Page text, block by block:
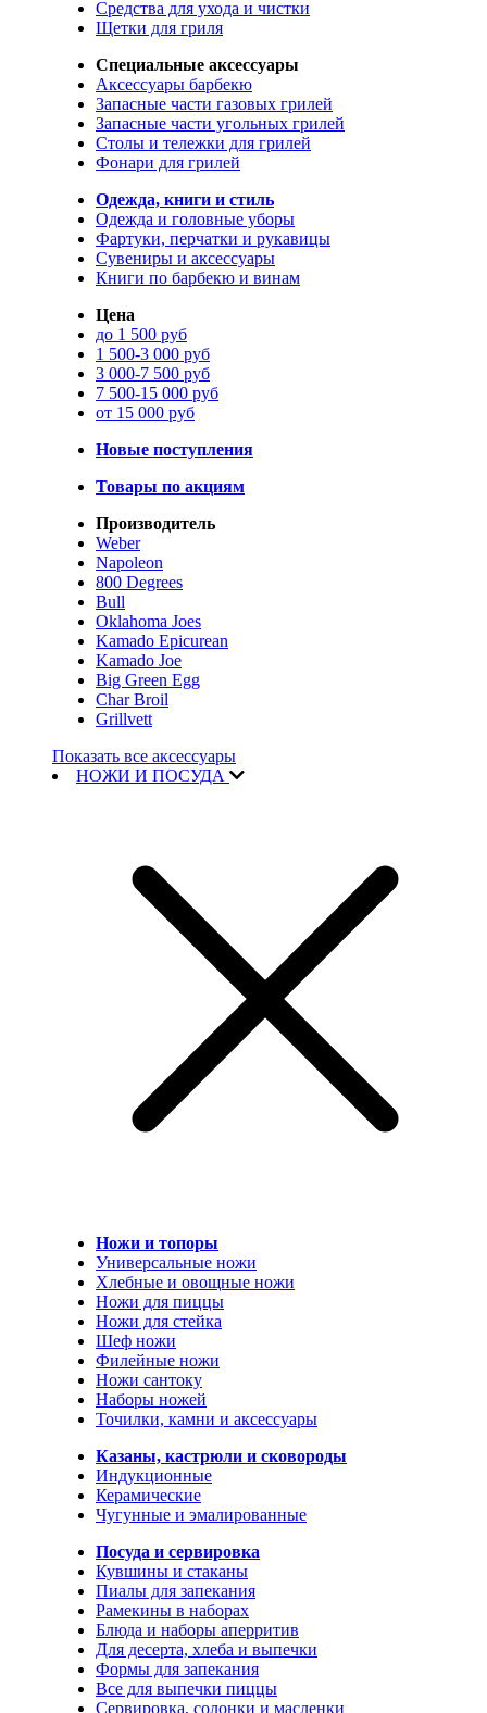
Средства для ухода и чистки
Щетки для гриля
Специальные аксессуары
Аксессуары барбекю
Запасные части газовых грилей
Запасные части угольных грилей
Столы и тележки для грилей
Фонари для грилей
Одежда, книги и стиль
Одежда и головные уборы
Фартуки, перчатки и рукавицы
Сувениры и аксессуары
Книги по барбекю и винам
Цена
до 1 500 руб
1 500-3 000 руб
3 000-7 500 руб
7 500-15 000 руб
от 15 000 руб
Новые поступления
Товары по акциям
Производитель
Weber
Napoleon
800 Degrees
Bull
Oklahoma Joes
Kamado Epicurean
Kamado Joe
Big Green Egg
Char Broil
Grillvett
Показать все аксессуары
НОЖИ И ПОСУДА
Ножи и топоры
Универсальные ножи
Хлебные и овощные ножи
Ножи для пиццы
Ножи для стейка
Шеф ножи
Филейные ножи
Ножи сантоку
Наборы ножей
Точилки, камни и аксессуары
Казаны, кастрюли и сковороды
Индукционные
Керамические
Чугунные и эмалированные
Посуда и сервировка
Кувшины и стаканы
Пиалы для запекания
Рамекины в наборах
Блюда и наборы аперритив
Для десерта, хлеба и выпечки
Формы для запекания
Все для выпечки пиццы
Сервировка, солонки и масленки